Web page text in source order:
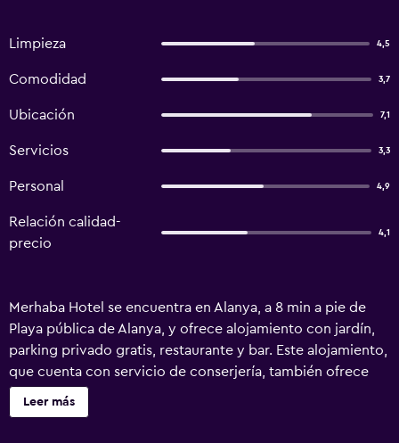
Limpieza 4,5
Comodidad 3,7
Ubicación 7,1
Servicios 3,3
Personal 4,9
Relación calidad-
precio
4,1
Merhaba Hotel se encuentra en Alanya, a 8 min a pie de
Playa pública de Alanya, y ofrece alojamiento con jardín,
parking privado gratis, restaurante y bar. Este alojamiento,
que cuenta con servicio de conserjería, también ofrece
zona de juegos infantil. El hotel dispone de vistas al mar,
piscina al aire libre y recepción 24 horas. En el hotel, todas
Leer más